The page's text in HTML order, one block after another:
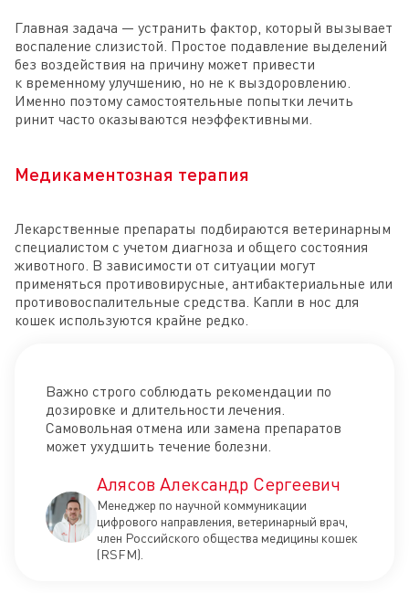
Главная задача — устранить фактор, который вызывает
воспаление слизистой. Простое подавление выделений
без воздействия на причину может привести
к временному улучшению, но не к выздоровлению.
Именно поэтому самостоятельные попытки лечить
ринит часто оказываются неэффективными.
Медикаментозная терапия
Лекарственные препараты подбираются ветеринарным
специалистом с учетом диагноза и общего состояния
животного. В зависимости от ситуации могут
применяться противовирусные, антибактериальные или
противовоспалительные средства. Капли в нос для
кошек используются крайне редко.
Важно строго соблюдать рекомендации по
дозировке и длительности лечения.
Самовольная отмена или замена препаратов
может ухудшить течение болезни.
Алясов Александр Сергеевич
Менеджер по научной коммуникации
цифрового направления, ветеринарный врач,
член Российского общества медицины кошек
(RSFM).